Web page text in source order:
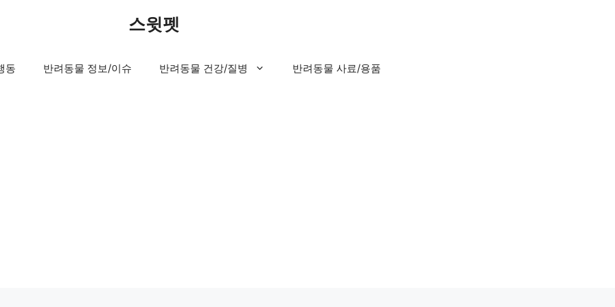
스윗펫
동 반려동물 정보/이슈 반려동물 건강/질병 반려동물 사료/용품